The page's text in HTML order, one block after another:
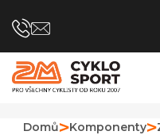
na
Domů Komponenty